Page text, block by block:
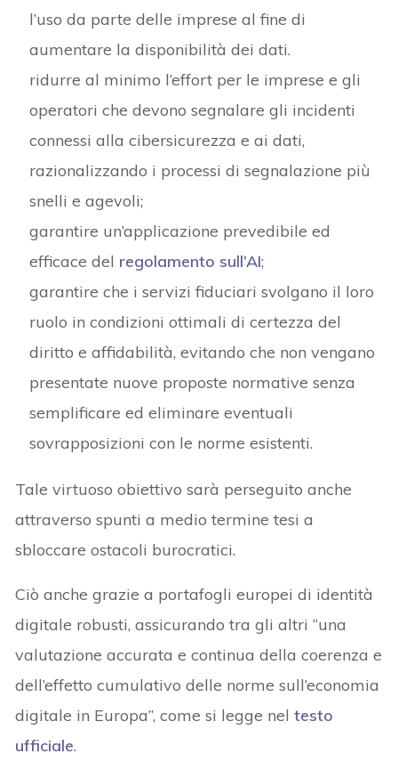
l’uso da parte delle imprese al fine di
aumentare la disponibilità dei dati.
ridurre al minimo l’effort per le imprese e gli
operatori che devono segnalare gli incidenti
connessi alla cibersicurezza e ai dati,
razionalizzando i processi di segnalazione più
snelli e agevoli;
garantire un’applicazione prevedibile ed
efficace del regolamento sull’AI;
garantire che i servizi fiduciari svolgano il loro
ruolo in condizioni ottimali di certezza del
diritto e affidabilità, evitando che non vengano
presentate nuove proposte normative senza
semplificare ed eliminare eventuali
sovrapposizioni con le norme esistenti.
Tale virtuoso obiettivo sarà perseguito anche
attraverso spunti a medio termine tesi a
sbloccare ostacoli burocratici.
Ciò anche grazie a portafogli europei di identità
digitale robusti, assicurando tra gli altri “una
valutazione accurata e continua della coerenza e
dell’effetto cumulativo delle norme sull’economia
digitale in Europa”, come si legge neltesto
ufficiale.